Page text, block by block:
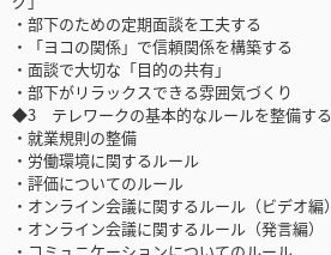
・部下のための定期面談を工夫する
・「ヨコの関係」で信頼関係を構築する
・面談で大切な「目的の共有」
・部下がリラックスできる雰囲気づくり
◆3 テレワークの基本的なルールを整備する
・就業規則の整備
・労働環境に関するルール
・評価についてのルール
・オンライン会議に関するルール（ビデオ編）
・オンライン会議に関するルール（発言編）